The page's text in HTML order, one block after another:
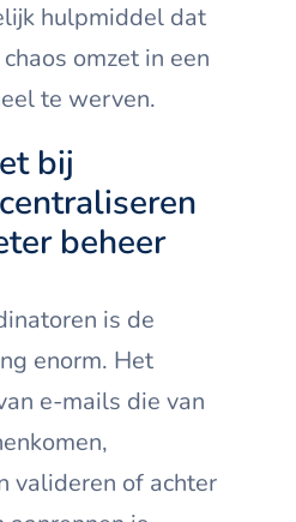
hulpmiddel dat
omzet in een
te werven.
bij
beheer
is de
enorm. Het
e-mails die van
valideren of achter